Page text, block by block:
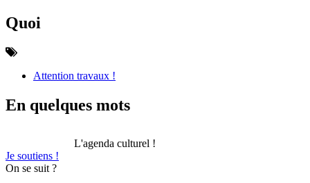
Quoi
Attention travaux !
En quelques mots
L'agenda culturel !
Je soutiens !
On se suit ?